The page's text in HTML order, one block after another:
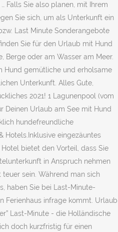
Falls Sie also planen, mit Ihrem
Sie sich, um als Unterkunft ein
Last Minute Sonderangebote
Sie für den Urlaub mit Hund
Berge oder am Wasser am Meer.
Hund gemütliche und erholsame
Unterkunft. Alles Gute,
2021! 1 Lagunenpool (vom
Deinen Urlaub am See mit Hund
hundefreundliche
Hotels.Inklusive eingezäuntes
bietet den Vorteil, dass Sie
in Anspruch nehmen
sein. Während man sich
haben Sie bei Last-Minute-
Ferienhaus infrage kommt. Urlaub
Last-Minute - die Holländische
doch kurzfristig für einen